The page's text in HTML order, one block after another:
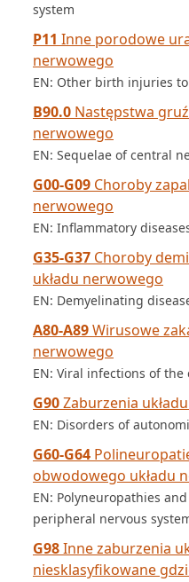
system
P11 Inne porodowe
nerwowego
EN: Other birth injuries
B90.0 Następstwa
nerwowego
EN: Sequelae of central
G00-G09 Choroby
nerwowego
EN: Inflammatory
G35-G37 Choroby
układu nerwowego
EN: Demyelinating
A80-A89Wirusowe
nerwowego
EN: Viral infections of
G90Zaburzenia
EN: Disorders of
G60-G64
obwodowego układu
EN: Polyneuropathies
peripheral nervous
G98Inne zaburzenia
niesklasyfikowane